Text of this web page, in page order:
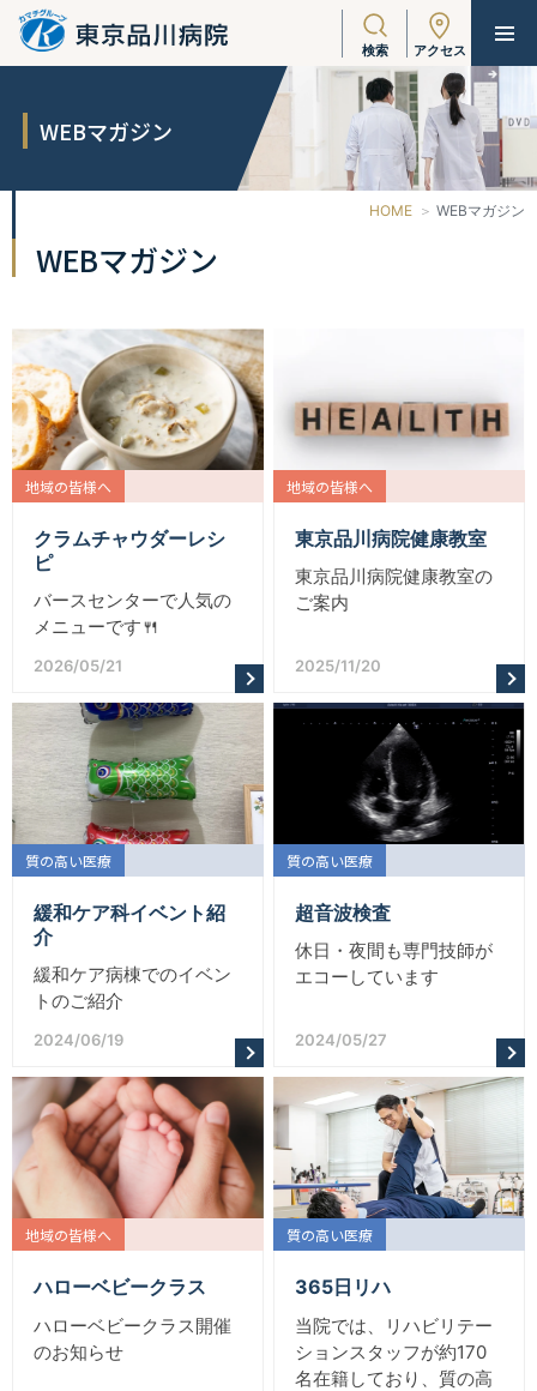
検索 アクセス
WEBマガジン
HOME WEBマガジン
WEBマガジン
地域の皆様へ
クラムチャウダーレシ
ピ
バースセンターで人気の
メニューです🍴
2026/05/21
地域の皆様へ
東京品川病院健康教室
東京品川病院健康教室の
ご案内
2025/11/20
質の高い医療
緩和ケア科イベント紹
介
緩和ケア病棟でのイベン
トのご紹介
2024/06/19
質の高い医療
超音波検査
休日・夜間も専門技師が
エコーしています
2024/05/27
地域の皆様へ
ハローベビークラス
ハローベビークラス開催
のお知らせ
質の高い医療
365日リハ
当院では、リハビリテー
ションスタッフが約170
名在籍しており、質の高